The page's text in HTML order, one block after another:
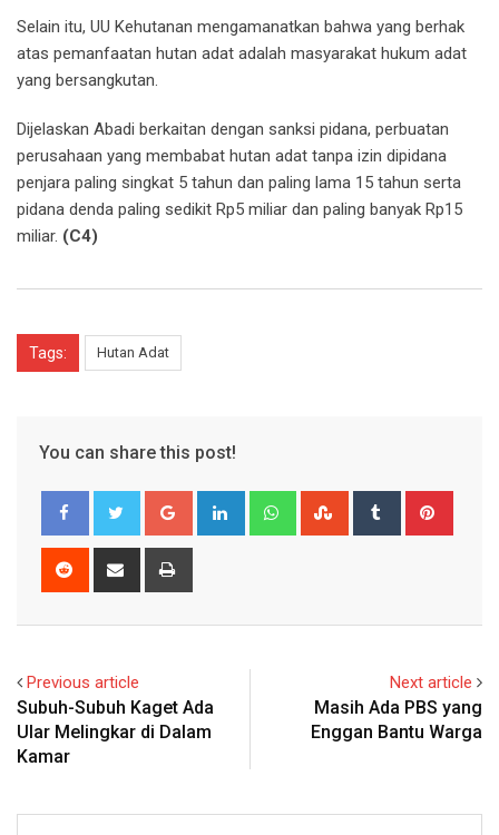
Selain itu, UU Kehutanan mengamanatkan bahwa yang berhak
atas pemanfaatan hutan adat adalah masyarakat hukum adat
yang bersangkutan.
Dijelaskan Abadi berkaitan dengan sanksi pidana, perbuatan
perusahaan yang membabat hutan adat tanpa izin dipidana
penjara paling singkat 5 tahun dan paling lama 15 tahun serta
pidana denda paling sedikit Rp5 miliar dan paling banyak Rp15
miliar. (C4)
Tags: Hutan Adat
You can share this post!
Google+ LinkedIn WhatsappStumbleUpon
Tumblr
Reddit
Share
Previous article
Subuh-Subuh Kaget Ada
Ular Melingkar di Dalam
Kamar
Next article
Masih Ada PBS yang
Enggan Bantu Warga